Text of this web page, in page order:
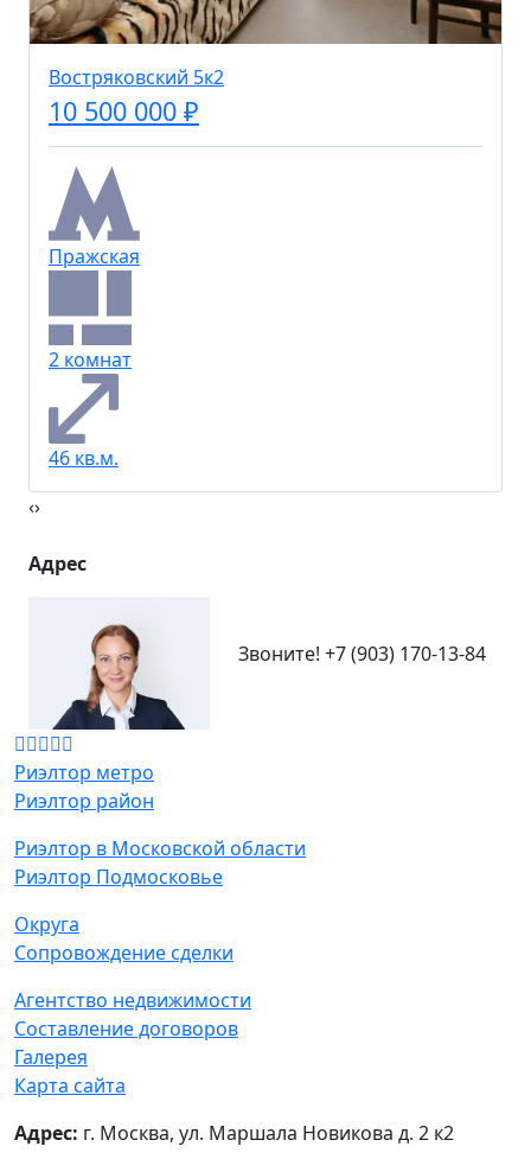
Востряковский 5к2
10 500 000 ₽
Пражская
2 комнат
46 кв.м.
‹›
Адрес
Звоните! +7 (903) 170-13-84
Риэлтор метро
Риэлтор район
Риэлтор в Московской области
Риэлтор Подмосковье
Округа
Сопровождение сделки
Агентство недвижимости
Составление договоров
Галерея
Карта сайта
Адрес: г. Москва, ул. Маршала Новикова д. 2 к2